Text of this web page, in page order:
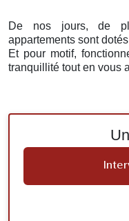
De nos jours, de
appartements sont
Et pour motif,
tranquillité tout en vous